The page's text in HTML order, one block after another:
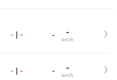
- | - - -
km/h
- | - - -
km/h